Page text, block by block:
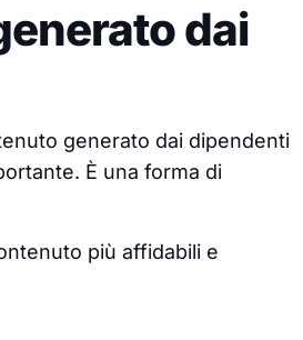
dai
generato dai dipendenti
È una forma di
più affidabili e